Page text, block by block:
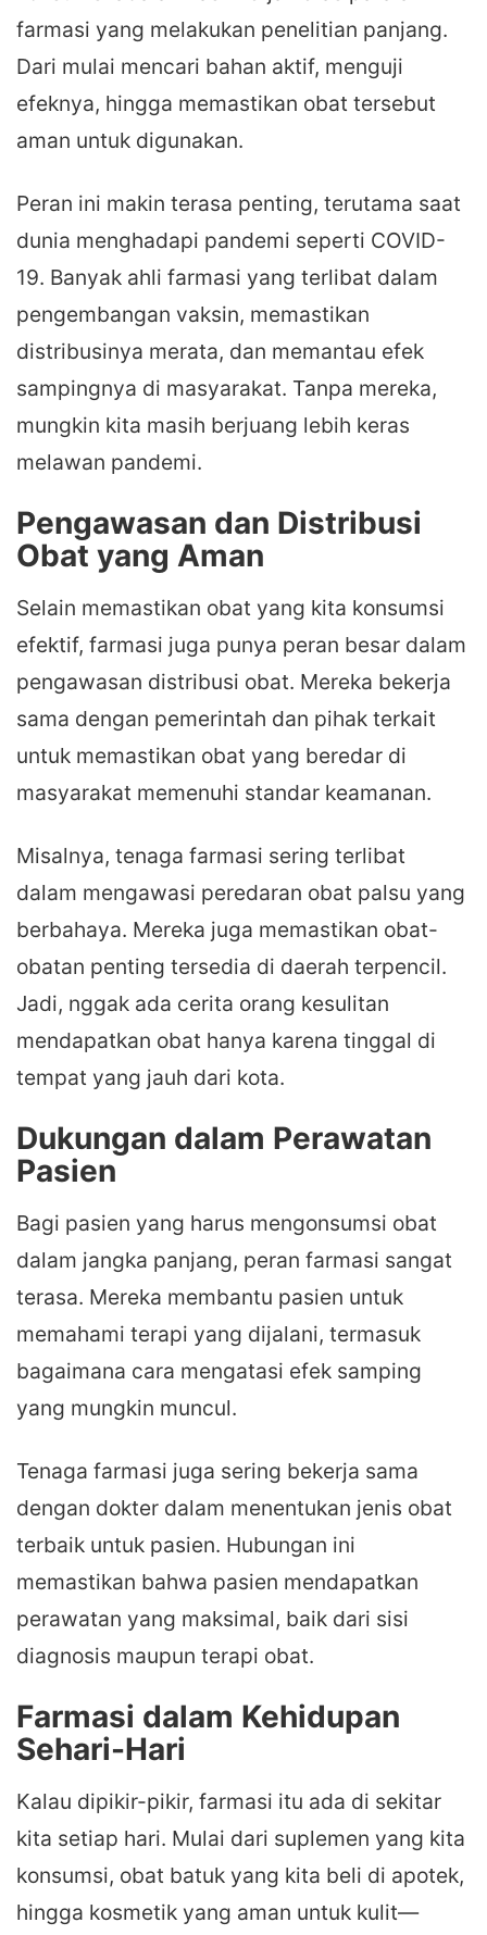
farmasi yang melakukan penelitian panjang.
Dari mulai mencari bahan aktif, menguji
efeknya, hingga memastikan obat tersebut
aman untuk digunakan.
Peran ini makin terasa penting, terutama saat
dunia menghadapi pandemi seperti COVID-
19. Banyak ahli farmasi yang terlibat dalam
pengembangan vaksin, memastikan
distribusinya merata, dan memantau efek
sampingnya di masyarakat. Tanpa mereka,
mungkin kita masih berjuang lebih keras
melawan pandemi.
Pengawasan dan Distribusi
Obat yang Aman
Selain memastikan obat yang kita konsumsi
efektif, farmasi juga punya peran besar dalam
pengawasan distribusi obat. Mereka bekerja
sama dengan pemerintah dan pihak terkait
untuk memastikan obat yang beredar di
masyarakat memenuhi standar keamanan.
Misalnya, tenaga farmasi sering terlibat
dalam mengawasi peredaran obat palsu yang
berbahaya. Mereka juga memastikan obat-
obatan penting tersedia di daerah terpencil.
Jadi, nggak ada cerita orang kesulitan
mendapatkan obat hanya karena tinggal di
tempat yang jauh dari kota.
Dukungan dalam Perawatan
Pasien
Bagi pasien yang harus mengonsumsi obat
dalam jangka panjang, peran farmasi sangat
terasa. Mereka membantu pasien untuk
memahami terapi yang dijalani, termasuk
bagaimana cara mengatasi efek samping
yang mungkin muncul.
Tenaga farmasi juga sering bekerja sama
dengan dokter dalam menentukan jenis obat
terbaik untuk pasien. Hubungan ini
memastikan bahwa pasien mendapatkan
perawatan yang maksimal, baik dari sisi
diagnosis maupun terapi obat.
Farmasi dalam Kehidupan
Sehari-Hari
Kalau dipikir-pikir, farmasi itu ada di sekitar
kita setiap hari. Mulai dari suplemen yang kita
konsumsi, obat batuk yang kita beli di apotek,
hingga kosmetik yang aman untuk kulit—